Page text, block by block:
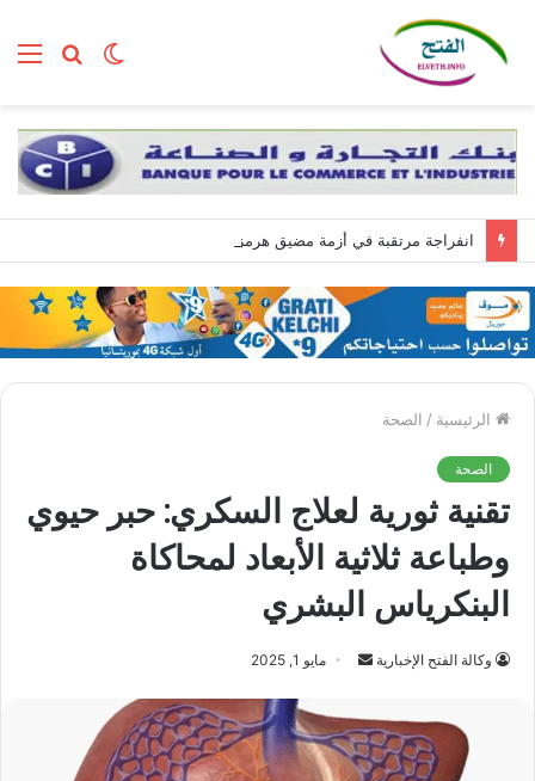
بحث الوضع
الرئيسية / الصحة
الصحة
تقنية ثورية لعلاج السكري: حبر حيوي
وطباعة ثلاثية الأبعاد لمحاكاة
البنكرياس البشري
وكالة الفتح الإخبارية
أرسل
إلكترونيا
مايو 1, 2025